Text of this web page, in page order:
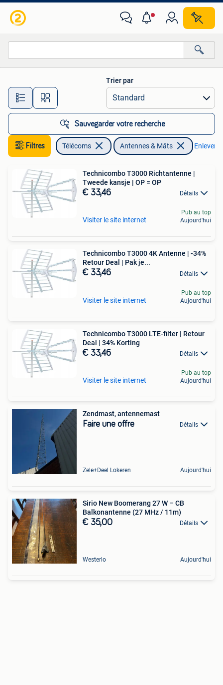
Toutes les distances…
Trier par
Sauvegarder votre recherche
Filtres Télécoms Antennes & Mâts Enlever
Technicombo T3000 Richtantenne |
Tweede kansje | OP = OP
€ 33,46 Détails
Visiter le site internet
Pub au top
Aujourd'hui
Technicombo T3000 4K Antenne | -34%
Retour Deal | Pak je...
€ 33,46 Détails
Visiter le site internet
Pub au top
Aujourd'hui
Technicombo T3000 LTE-filter | Retour
Deal | 34% Korting
€ 33,46 Détails
Visiter le site internet
Pub au top
Aujourd'hui
Zendmast, antennemast
Faire une offre Détails
Zele+Deel Lokeren Aujourd'hui
Sirio New Boomerang 27 W – CB
Balkonantenne (27 MHz / 11m)
€ 35,00 Détails
Westerlo Aujourd'hui